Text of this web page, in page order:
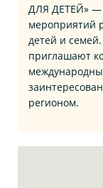
ДЛЯ ДЕТЕЙ» —
мероприятий
детей и
приглашают
регионом.